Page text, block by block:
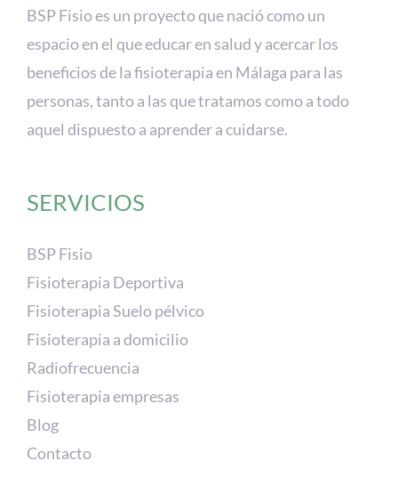
BSP Fisio es un proyecto que nació como un
espacio en el que educar en salud y acercar los
beneficios de la fisioterapia en Málaga para las
personas, tanto a las que tratamos como a todo
aquel dispuesto a aprender a cuidarse.
SERVICIOS
BSP Fisio
Fisioterapia Deportiva
Fisioterapia Suelo pélvico
Fisioterapia a domicilio
Radiofrecuencia
Fisioterapia empresas
Blog
Contacto